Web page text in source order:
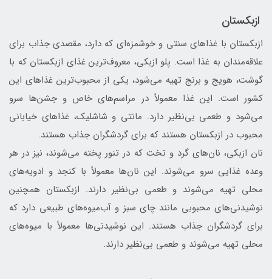
ازبکستان
ازبکستان با غذاهای سنتی و خوشمزه‌ای که دارد، مقصدی جذاب برای
علاقه‌مندان به غذا است. پلو ازبکی، معروف‌ترین غذای ازبکستان که با
گوشت، هویج و برنج تهیه می‌شود، یکی از محبوب‌ترین غذاهای این
کشور است. این غذا معمولاً در مراسم‌های خاص و جشن‌ها سرو
می‌شود و طعمی بی‌نظیر دارد. مانتی و شاشلیک، غذاهای خیابانی
محبوب در ازبکستان هستند که برای گردشگران جذاب هستند.
نان ازبکی، نان‌های گرد و تخت که در تنور پخته می‌شوند، نیز در هر
وعده غذایی سرو می‌شوند. این نان‌ها معمولاً با کنجد و ادویه‌های
محلی تهیه می‌شوند و طعمی بی‌نظیر دارند. ازبکستان همچنین
نوشیدنی‌های محبوبی مانند چای سبز و آب‌میوه‌های طبیعی دارد که
برای گردشگران جذاب هستند. این نوشیدنی‌ها معمولاً با میوه‌های
محلی تهیه می‌شوند و طعمی بی‌نظیر دارند.